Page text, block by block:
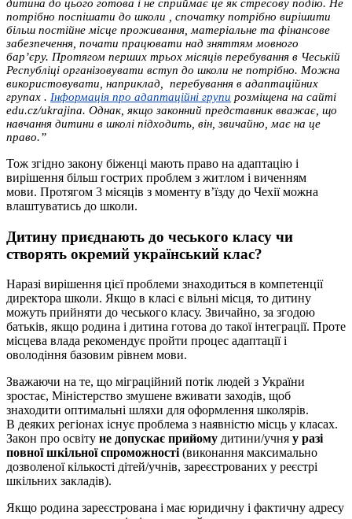
дитина до цього готова і не сприймає це як стресову подію. Не
потрібно поспішати до школи , спочатку потрібно вирішити
більш постійне місце проживання, матеріальне та фінансове
забезпечення, почати працювати над зняттям мовного
бар’єру. Протягом перших трьох місяців перебування в Чеській
Республіці організовувати вступ до школи не потрібно. Можна
використовувати, наприклад, перебування в адаптаційних
групах . Інформація про адаптаційні групи розміщена на сайті
edu.cz/ukrajina. Однак, якщо законний представник вважає, що
навчання дитини в школі підходить, він, звичайно, має на це
право.”
Тож згідно закону біженці мають право на адаптацію і
вирішення більш гострих проблем з житлом і виченням
мови. Протягом 3 місяців з моменту в’їзду до Чехії можна
влаштуватись до школи.
Дитину приєднають до чеського класу чи
створять окремий український клас?
Наразі вирішення цієї проблеми знаходиться в компетенції
директора школи. Якщо в класі є вільні місця, то дитину
можуть прийняти до чеського класу. Звичайно, за згодою
батьків, якщо родина і дитина готова до такої інтеграції. Проте
місцева влада рекомендує пройти процес адаптації і
оволодіння базовим рівнем мови.
Зважаючи на те, що міграційний потік людей з України
зростає, Міністерство змушене вживати заходів, щоб
знаходити оптимальні шляхи для оформлення школярів.
В деяких регіонах існує проблема з наявністю місць у класах.
Закон про освіту не допускає прийому дитини/учня у разі
повної шкільної спроможності(виконання максимально
дозволеної кількості дітей/учнів, зареєстрованих у реєстрі
шкільних закладів).
Якщо родина зареєстрована і має юридичну і фактичну адресу